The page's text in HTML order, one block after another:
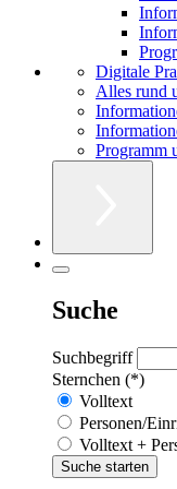
Digitale
Alles rund
Programm
Suche
Suchbegriff
Sternchen (*)
Volltext
Personen/
Volltext +